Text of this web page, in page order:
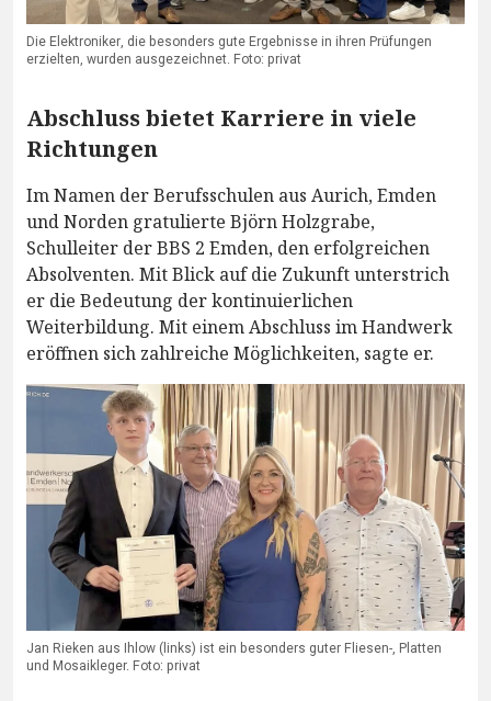
Die Elektroniker, die besonders gute Ergebnisse in ihren Prüfungen
erzielten, wurden ausgezeichnet. Foto: privat
Abschluss bietet Karriere in viele
Richtungen
Im Namen der Berufsschulen aus Aurich, Emden
und Norden gratulierte Björn Holzgrabe,
Schulleiter der BBS 2 Emden, den erfolgreichen
Absolventen. Mit Blick auf die Zukunft unterstrich
er die Bedeutung der kontinuierlichen
Weiterbildung. Mit einem Abschluss im Handwerk
eröffnen sich zahlreiche Möglichkeiten, sagte er.
Jan Rieken aus Ihlow (links) ist ein besonders guter Fliesen-, Platten
und Mosaikleger. Foto: privat